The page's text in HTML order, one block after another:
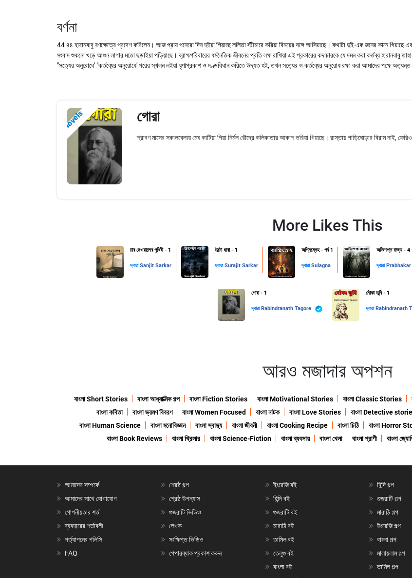
বর্ণনা
44 ৪৪ হারানবাবু রণক্ষেত্রে প্রবেশ করিলেন। আজ প্রায় পনেরো দিন হইয়া গিয়াছে ললিতা স্টীমারে করিয়া বিনয়ের সঙ্গে আসিয়াছে। কথাটা দুই-এক জনের কানে গিয়াছে
সংবাদ শুকনো খড়ে আগুন লাগার মতো ছড়াইয়া পড়িয়াছে। ব্রাহ্মপরিবারের ধর্মনৈতিক জীবনের প্রতি লক্ষ রাখিয়া এই প্রকারের কদাচারকে যে দমন করা কর্তব্য
"সত্যের অনুরোধে' "কর্তব্যের অনুরোধে' পরের স্খলন লইয়া ঘৃণাপ্রকাশ ও দণ্ডবিধান করিতে উদ্যত হই, তখন সত্যের ও কর্তব্যের অনুরোধ রক্ষা করা আমাদের পক্ষে অত্যন্ত
Novels গোরা
শ্রাবণ মাসের সকালবেলায় মেঘ কাটিয়া গিয়া নির্মল রৌদ্রে কলিকাতার আকাশ ভরিয়া গিয়াছে। রাস্তায় গাড়িঘোড়ার বিরাম নাই,
More Likes This
চার দেওয়ালের পৃথিবী - 1
দ্বারাSanjit Sarkar
উল্টো ধারা - 1
দ্বারাSurajit Sarkar
অগ্নিস্নেহ - পর্ব 1
দ্বারাSulagna
অভিশপ্ত রাজ্য - 4
দ্বারা
গোরা - 1
দ্বারা Rabindranath Tagore
নৌকা ডুবি - 1
দ্বারা Rabindranath
আরও মজাদার অপশন
বাংলা Short Stories বাংলা আধ্যাত্মিক গল্প বাংলা Fiction Stories বাংলা Motivational Stories বাংলা Classic Stories
বাংলা কবিতা
বাংলা ভ্রমণ বিবরণ বাংলা Women Focused বাংলা নাটক বাংলা Love Stories বাংলা Detective
বাংলা Human Science
বাংলা মনোবিজ্ঞান বাংলা স্বাস্থ্য বাংলা জীবনী বাংলা Cooking Recipe বাংলা চিঠি বাংলা Horror
বাংলা Book Reviews
বাংলা থ্রিলার বাংলা Science-Fiction বাংলা ব্যবসায় বাংলা খেলা বাংলা প্রাণী বাংলা
আমাদের সম্পর্কে
আমাদের সাথে যোগাযোগ
গোপনীয়তার শর্ত
ব্যবহারের শর্তাবলী
পর্ত্যাপনের পলিসি
FAQ
শ্রেষ্ঠ গল্প
শ্রেষ্ঠ উপন্যাস
গুজরাটি ভিডিও
লেখক
সংক্ষিপ্ত ভিডিও
পেপারব্যাক প্রকাশ করুন
ইংরেজি বই
হিন্দি বই
গুজরাটি বই
মারাঠি বই
তামিল বই
তেলুগু বই
বাংলা বই
হিন্দি গল্প
গুজরাটি গল্প
মারাঠি গল্প
ইংরেজি গল্প
বাংলা গল্প
মালায়লাম গল্প
তামিল গল্প